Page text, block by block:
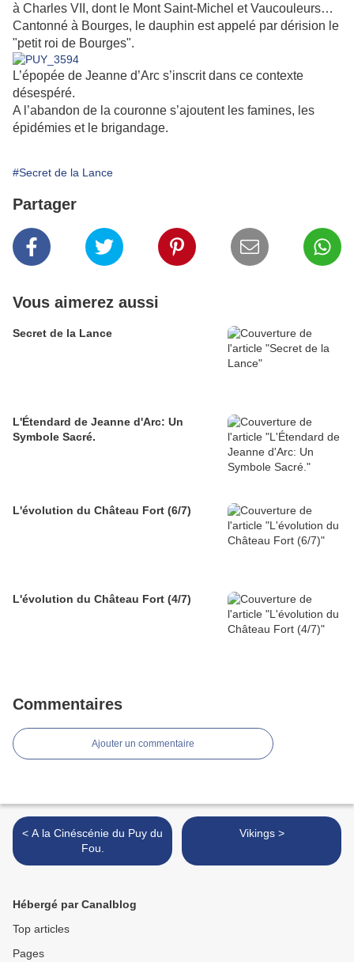
à Charles VII, dont le Mont Saint-Michel et Vaucouleurs…
Cantonné à Bourges, le dauphin est appelé par dérision le
"petit roi de Bourges".
L’épopée de Jeanne d’Arc s’inscrit dans ce contexte
désespéré.
A l’abandon de la couronne s’ajoutent les famines, les
épidémies et le brigandage.
#Secret de la Lance
Partager
Vous aimerez aussi
Secret de la Lance
L'Étendard de Jeanne d'Arc: Un
Symbole Sacré.
L'évolution du Château Fort (6/7)
L'évolution du Château Fort (4/7)
Commentaires
Ajouter un commentaire
< A la Cinéscénie du Puy du
Fou.
Vikings >
Hébergé par Canalblog
Top articles
Pages